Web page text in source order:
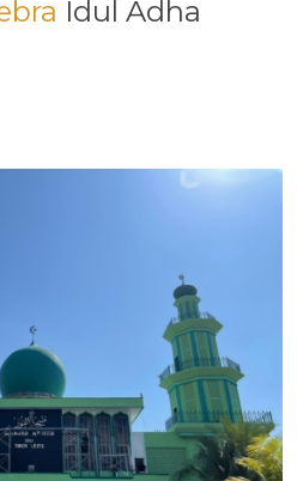
Idul Adha